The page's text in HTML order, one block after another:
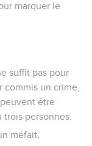
marquer le
suffit pas pour
commis un crime,
être
personnes.
méfait,